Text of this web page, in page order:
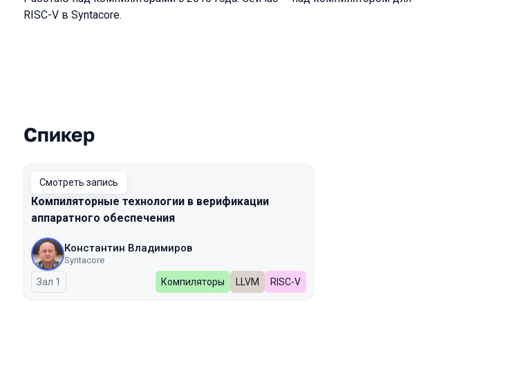
RISC-V в Syntacore.
Выступления в сезоне 2025
Спикер
Смотреть запись
Компиляторные технологии в верификации
аппаратного обеспечения
Константин Владимиров
Syntacore
Зал 1 Компиляторы LLVM RISC-V